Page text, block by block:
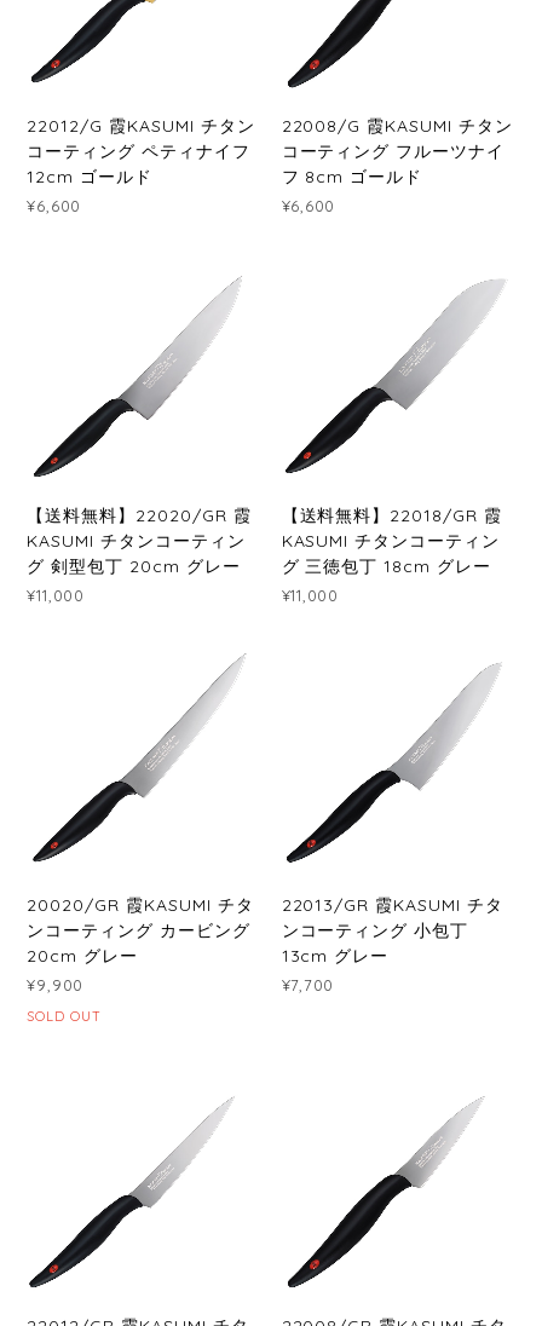
22012/G 霞KASUMI チタン
コーティング ペティナイフ
12cm ゴールド
¥6,600
22008/G 霞KASUMI チタン
コーティング フルーツナイ
フ 8cm ゴールド
¥6,600
【送料無料】22020/GR 霞
KASUMI チタンコーティン
グ 剣型包丁 20cm グレー
¥11,000
【送料無料】22018/GR 霞
KASUMI チタンコーティン
グ 三徳包丁 18cm グレー
¥11,000
20020/GR 霞KASUMI チタ
ンコーティング カービング
20cm グレー
¥9,900
SOLD OUT
22013/GR 霞KASUMI チタ
ンコーティング 小包丁
13cm グレー
¥7,700